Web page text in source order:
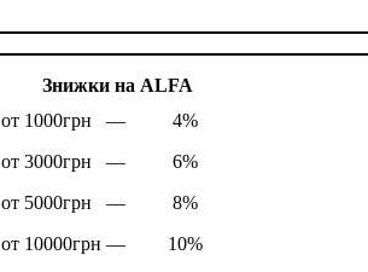
Знижки на ALFA
от 1000грн —
4%
от 3000грн —
6%
от 5000грн —
8%
от 10000грн —
10%